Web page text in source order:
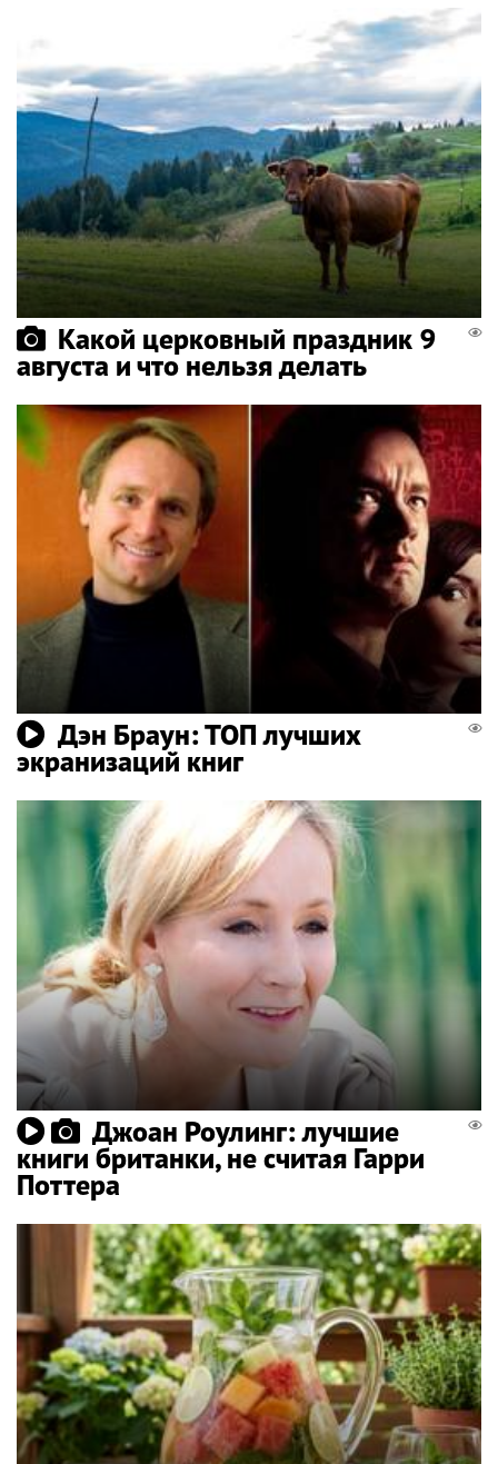
Какой церковный праздник 9
августа и что нельзя делать
Дэн Браун: ТОП лучших
экранизаций книг
Джоан Роулинг: лучшие
книги британки, не считая Гарри
Поттера